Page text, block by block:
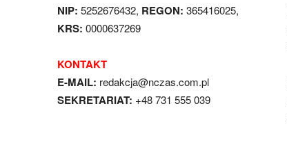
NIP: 5252676432, REGON: 365416025,
KRS: 0000637269
KONTAKT
E-MAIL: redakcja@nczas.com.pl
SEKRETARIAT: +48 731 555 039